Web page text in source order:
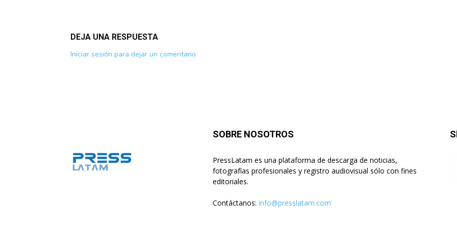
DEJA UNA RESPUESTA
Iniciar sesión para dejar un comentario
SOBRE NOSOTROS
PressLatam es una plataforma de descarga de noticias,
fotografías profesionales y registro audiovisual sólo con fines
editoriales.
Contáctanos: info@presslatam.com